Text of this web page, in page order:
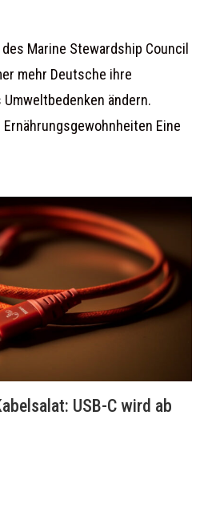
Marine Stewardship Council
mehr Deutsche ihre
ändern.
Eine
USB-C wird ab